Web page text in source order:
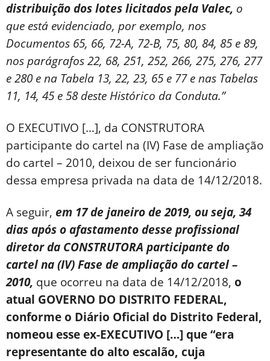
distribuição dos lotes licitados pela Valec, o
que está evidenciado, por exemplo, nos
Documentos 65, 66, 72-A, 72-B, 75, 80, 84, 85 e 89,
nos parágrafos 22, 68, 251, 252, 266, 275, 276, 277
e 280 e na Tabela 13, 22, 23, 65 e 77 e nas Tabelas
11, 14, 45 e 58 deste Histórico da Conduta.”
O EXECUTIVO […], da CONSTRUTORA
participante do cartel na (IV) Fase de ampliação
do cartel – 2010, deixou de ser funcionário
dessa empresa privada na data de 14/12/2018.
A seguir, em 17 de janeiro de 2019, ou seja, 34
dias após o afastamento desse profissional
diretor da CONSTRUTORA participante do
cartel na (IV) Fase de ampliação do cartel –
2010, que ocorreu na data de 14/12/2018, o
atual GOVERNO DO DISTRITO FEDERAL,
conforme o Diário Oficial do Distrito Federal,
nomeou esse ex-EXECUTIVO […] que “era
representante do alto escalão, cuja